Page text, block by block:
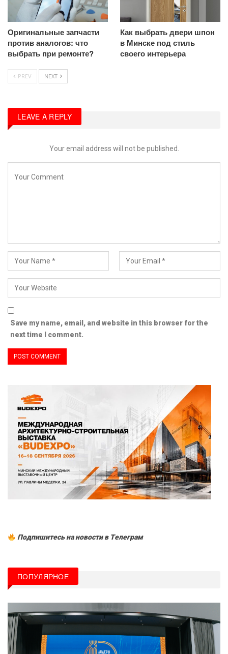
Оригинальные запчасти
против аналогов: что
выбрать при ремонте?
Как выбрать двери шпон
в Минске под стиль
своего интерьера
PREV NEXT
LEAVE A REPLY
Your email address will not be published.
Save my name, email, and website in this browser for the
next time I comment.
Подпишитесь на новости в Tелеграм
ПОПУЛЯРНОЕ